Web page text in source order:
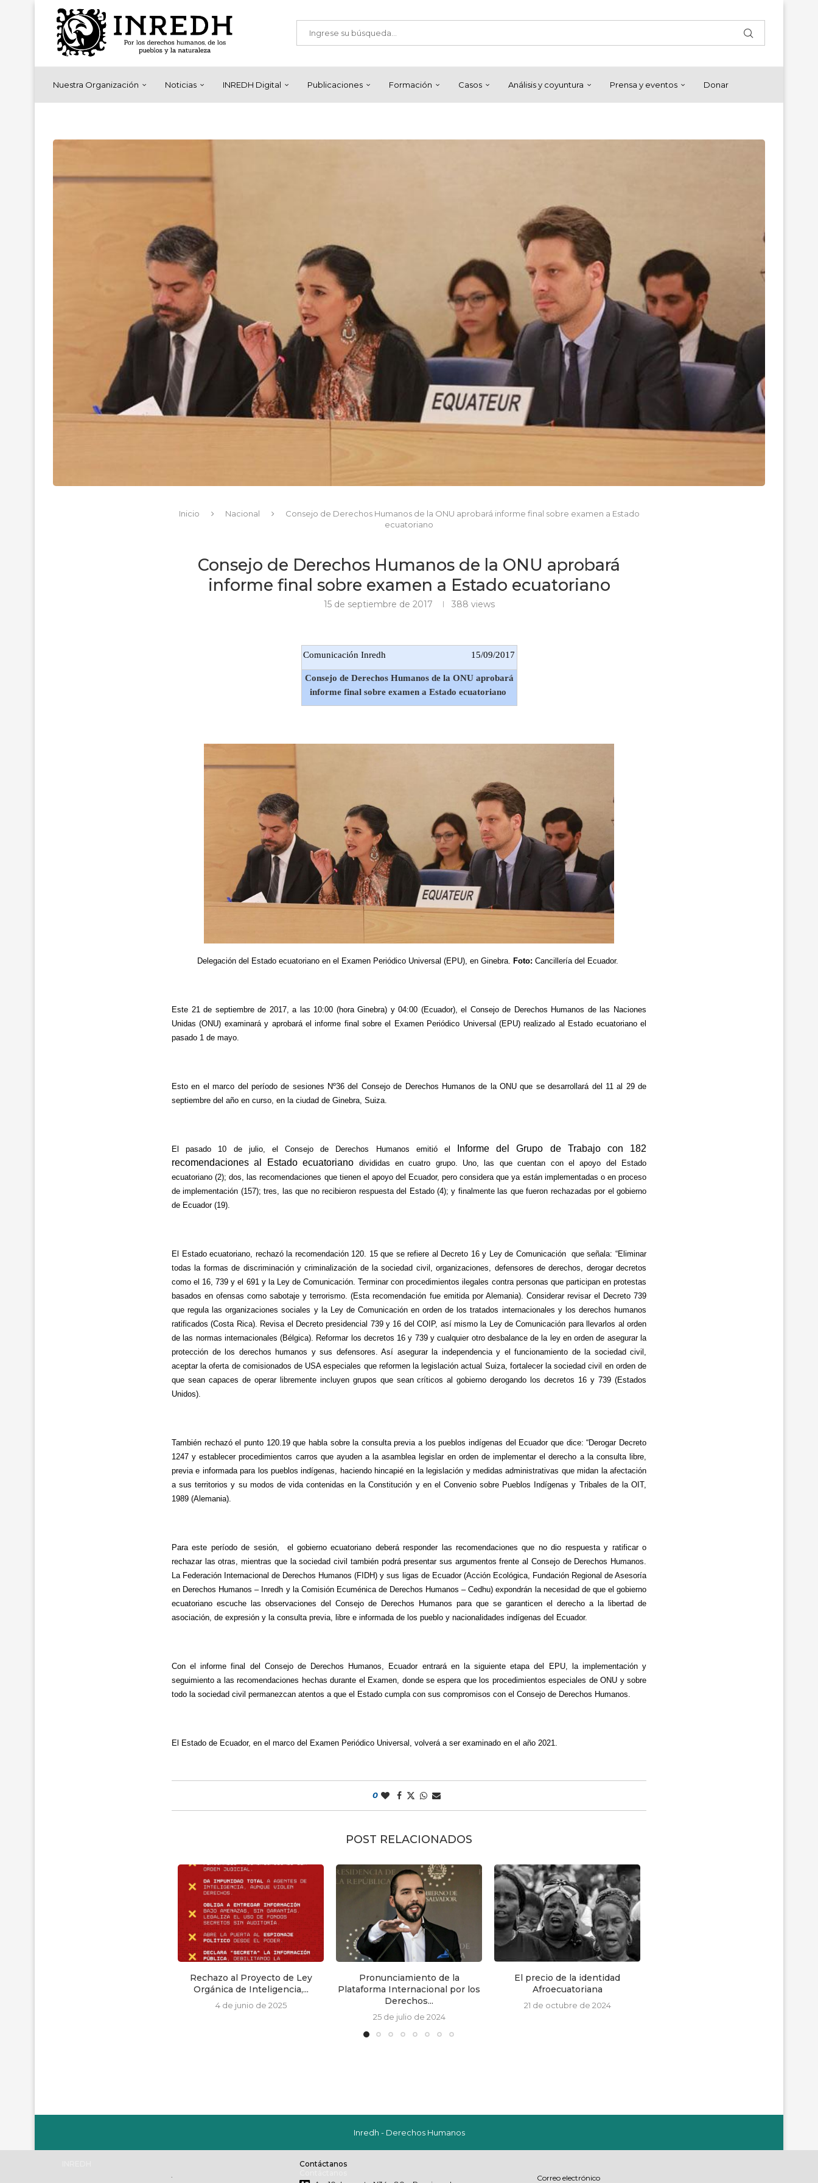
Nuestra Organización Noticias INREDH Digital Publicaciones Formación Casos Análisis y coyuntura Prensa y eventos Donar
Inicio Nacional
Consejo de Derechos Humanos de la ONU aprobará informe final sobre examen a Estado
ecuatoriano
Consejo de Derechos Humanos de la ONU aprobará
informe final sobre examen a Estado ecuatoriano
15 de septiembre de 2017 388 views
Comunicación Inredh 15/09/2017
Consejo de Derechos Humanos de la ONU aprobará
informe final sobre examen a Estado ecuatoriano
Delegación del Estado ecuatoriano en el Examen Periódico Universal (EPU), en Ginebra. Foto: Cancillería del Ecuador.
Este 21 de septiembre de 2017, a las 10:00 (hora Ginebra) y 04:00 (Ecuador), el Consejo de Derechos Humanos de las Naciones
Unidas (ONU) examinará y aprobará el informe final sobre el Examen Periódico Universal (EPU) realizado al Estado ecuatoriano el
pasado 1 de mayo.
Esto en el marco del período de sesiones Nº36 del Consejo de Derechos Humanos de la ONU que se desarrollará del 11 al 29 de
septiembre del año en curso, en la ciudad de Ginebra, Suiza.
El pasado 10 de julio, el Consejo de Derechos Humanos emitió el
Informe del Grupo de Trabajo con 182
recomendaciones al Estado ecuatoriano divididas en cuatro grupo. Uno, las que cuentan con el apoyo del Estado
ecuatoriano (2); dos, las recomendaciones que tienen el apoyo del Ecuador, pero considera que ya están implementadas o en proceso
de implementación (157); tres, las que no recibieron respuesta del Estado (4); y finalmente las que fueron rechazadas por el gobierno
de Ecuador (19).
El Estado ecuatoriano, rechazó la recomendación 120. 15 que se refiere al Decreto 16 y Ley de Comunicación que señala: “Eliminar
todas la formas de discriminación y criminalización de la sociedad civil, organizaciones, defensores de derechos, derogar decretos
como el 16, 739 y el 691 y la Ley de Comunicación. Terminar con procedimientos ilegales contra personas que participan en protestas
basados en ofensas como sabotaje y terrorismo. (Esta recomendación fue emitida por Alemania). Considerar revisar el Decreto 739
que regula las organizaciones sociales y la Ley de Comunicación en orden de los tratados internacionales y los derechos humanos
ratificados (Costa Rica). Revisa el Decreto presidencial 739 y 16 del COIP, así mismo la Ley de Comunicación para llevarlos al orden
de las normas internacionales (Bélgica). Reformar los decretos 16 y 739 y cualquier otro desbalance de la ley en orden de asegurar la
protección de los derechos humanos y sus defensores. Así asegurar la independencia y el funcionamiento de la sociedad civil,
aceptar la oferta de comisionados de USA especiales que reformen la legislación actual Suiza, fortalecer la sociedad civil en orden de
que sean capaces de operar libremente incluyen grupos que sean críticos al gobierno derogando los decretos 16 y 739 (Estados
Unidos).
También rechazó el punto 120.19 que habla sobre la consulta previa a los pueblos indígenas del Ecuador que dice: “Derogar Decreto
1247 y establecer procedimientos carros que ayuden a la asamblea legislar en orden de implementar el derecho a la consulta libre,
previa e informada para los pueblos indígenas, haciendo hincapié en la legislación y medidas administrativas que midan la afectación
a sus territorios y su modos de vida contenidas en la Constitución y en el Convenio sobre Pueblos Indígenas y Tribales de la OIT,
1989 (Alemania).
Para este período de sesión, el gobierno ecuatoriano deberá responder las recomendaciones que no dio respuesta y ratificar o
rechazar las otras, mientras que la sociedad civil también podrá presentar sus argumentos frente al Consejo de Derechos Humanos.
La Federación Internacional de Derechos Humanos (FIDH) y sus ligas de Ecuador (Acción Ecológica, Fundación Regional de Asesoría
en Derechos Humanos – Inredh y la Comisión Ecuménica de Derechos Humanos – Cedhu) expondrán la necesidad de que el gobierno
ecuatoriano escuche las observaciones del Consejo de Derechos Humanos para que se garanticen el derecho a la libertad de
asociación, de expresión y la consulta previa, libre e informada de los pueblo y nacionalidades indígenas del Ecuador.
Con el informe final del Consejo de Derechos Humanos, Ecuador entrará en la siguiente etapa del EPU, la implementación y
seguimiento a las recomendaciones hechas durante el Examen, donde se espera que los procedimientos especiales de ONU y sobre
todo la sociedad civil permanezcan atentos a que el Estado cumpla con sus compromisos con el Consejo de Derechos Humanos.
El Estado de Ecuador, en el marco del Examen Periódico Universal, volverá a ser examinado en el año 2021.
0
POST RELACIONADOS
Pronunciamiento de la
Plataforma Internacional por los
Derechos...
El precio de la identidad
Afroecuatoriana
21 de octubre de 2024
Autoridades criminalizadas por
ejercer su derecho a la...
9 de agosto de 2020
Inredh - Derechos Humanos
.
Contáctanos
Correo electrónico